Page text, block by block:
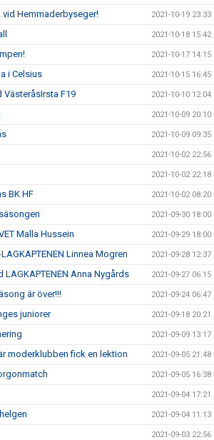
vid Hemmaderbyseger! 2021-10-19 23:33
2021-10-18 15:42
2021-10-17 14:15
i Celsius 2021-10-15 16:45
F19 2021-10-10 12:04
2021-10-09 20:10
2021-10-09 09:35
2021-10-02 22:56
2021-10-02 22:18
BK HF 2021-10-02 08:20
2021-09-30 18:00
Malla Hussein 2021-09-29 18:00
Linnea Mogren 2021-09-28 12:37
LAGKAPTENEN Anna Nygårds 2021-09-27 06:15
är över!!! 2021-09-24 06:47
juniorer 2021-09-18 20:21
2021-09-09 13:17
moderklubben fick en lektion 2021-09-05 21:48
2021-09-05 16:38
2021-09-04 17:21
2021-09-04 11:13
2021-09-03 22:56